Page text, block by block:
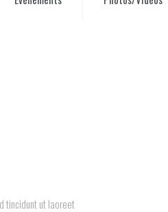
tincidunt ut laoreet